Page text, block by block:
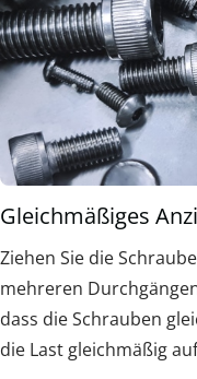
Gleichmäßiges
Ziehen Sie die
mehreren
dass die Schrauben
die Last gleichmäßig